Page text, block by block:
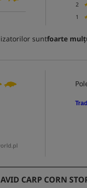
2
1
suntfoarte
AVID CARP CORN